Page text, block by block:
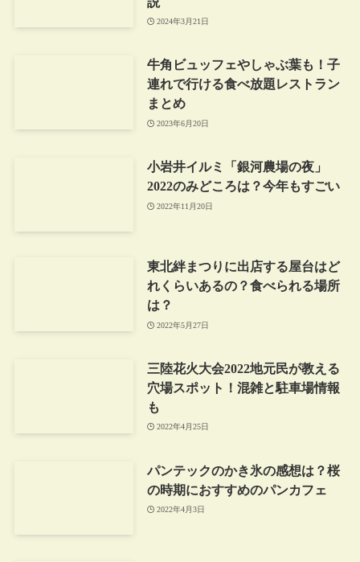
2024年3月21日
牛角ビュッフェやしゃぶ葉も！子
連れで行ける食べ放題レストラン
まとめ
2023年6月20日
小岩井イルミ「銀河農場の夜」
2022のみどころは？今年もすごい
2022年11月20日
東北絆まつりに出店する屋台はど
れくらいあるの？食べられる場所
は？
2022年5月27日
三陸花火大会2022地元民が教える
穴場スポット！混雑と駐車場情報
も
2022年4月25日
パンテックのかき氷の感想は？桜
の時期におすすめのパンカフェ
2022年4月3日